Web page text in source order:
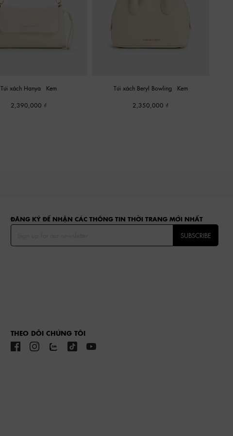
Túi xách Hanya
Kem
2,390,000
Túi xách Beryl Bowling
Kem
2,350,000
ĐĂNG KÝ ĐỂ NHẬN CÁC THÔNG TIN THỜI TRANG MỚI NHẤT
SUBSCRIBE
THEO DÕI CHÚNG TÔI